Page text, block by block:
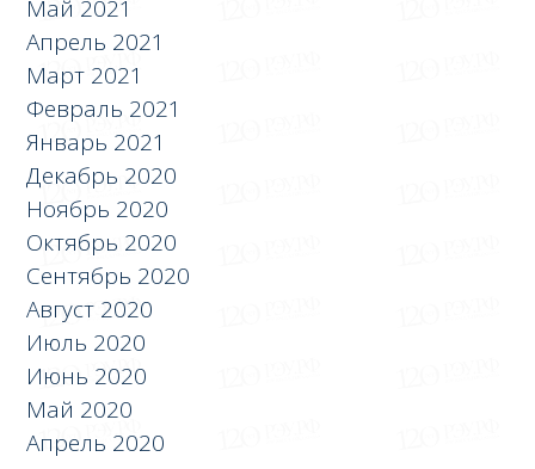
Май 2021
Апрель 2021
Март 2021
Февраль 2021
Январь 2021
Декабрь 2020
Ноябрь 2020
Октябрь 2020
Сентябрь 2020
Август 2020
Июль 2020
Июнь 2020
Май 2020
Апрель 2020